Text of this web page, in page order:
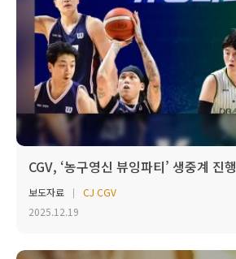
CGV, ‘농구영신 뷰잉파티’ 생중계 진행
보도자료
CJ CGV
2025.12.19